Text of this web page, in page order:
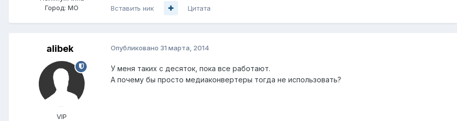
Город: МО Вставить ник Цитата
alibek
VIP
Опубликовано 31 марта, 2014
У меня таких с десяток, пока все работают.
А почему бы просто медиаконвертеры тогда не использовать?